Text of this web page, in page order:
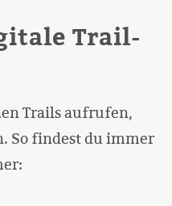
Trail-
Trails aufrufen,
So findest du immer